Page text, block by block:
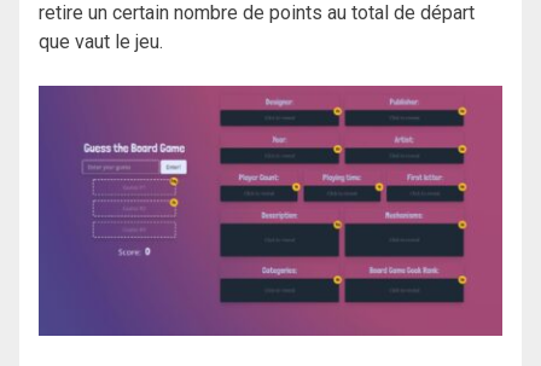
retire un certain nombre de points au total de départ
que vaut le jeu.